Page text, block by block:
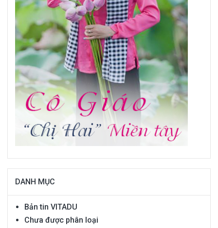
DANH MỤC
Bản tin VITADU
Chưa được phân loại